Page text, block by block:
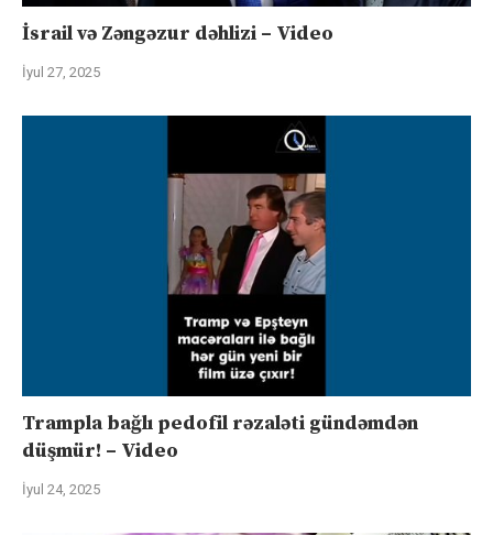
İsrail və Zəngəzur dəhlizi – Video
İyul 27, 2025
Trampla bağlı pedofil rəzaləti gündəmdən
düşmür! – Video
İyul 24, 2025